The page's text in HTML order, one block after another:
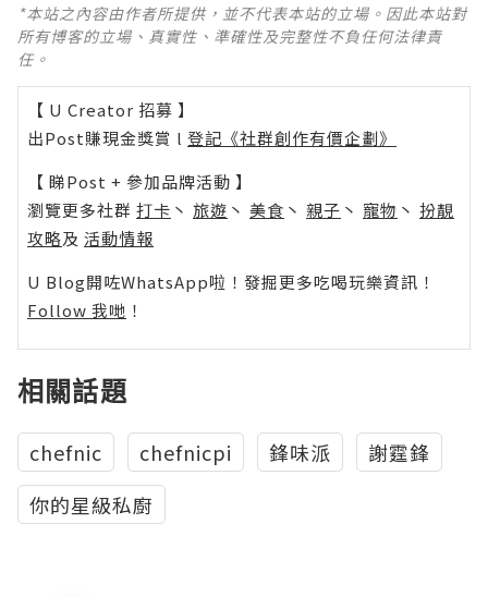
*本站之內容由作者所提供，並不代表本站的立場。因此本站對
所有博客的立場、真實性、準確性及完整性不負任何法律責
任。
【 U Creator 招募 】
出Post賺現金獎賞 l 登記《社群創作有價企劃》
【 睇Post + 參加品牌活動 】
瀏覽更多社群 打卡 丶 旅遊 丶 美食 丶 親子 丶 寵物 丶 扮靚
攻略及 活動情報
U Blog開咗WhatsApp啦！發掘更多吃喝玩樂資訊！
Follow 我哋 ！
相關話題
chefnic chefnicpi 鋒味派
謝霆鋒
你的星級私廚